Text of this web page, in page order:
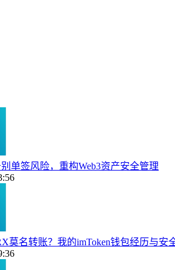
单签风险，重构Web3资产安全管理
莫名转账？我的imToken钱包经历与安